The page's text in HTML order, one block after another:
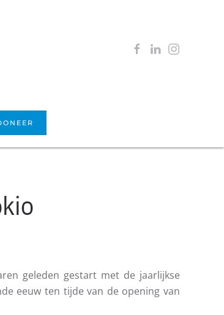
geleden gestart met de jaarlijkse
eeuw ten tijde van de opening van